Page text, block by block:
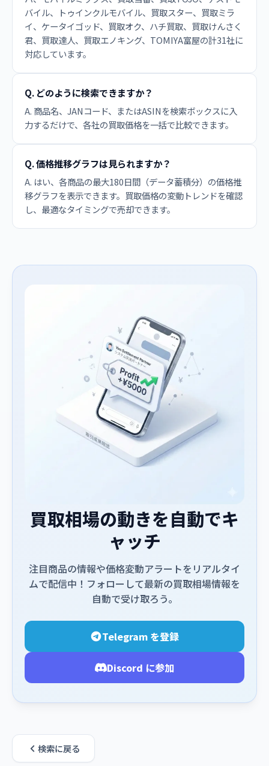
バイル、トゥインクルモバイル、買取スター、買取ミラ
イ、ケータイゴッド、買取オク、ハチ買取、買取けんさく
君、買取達人、買取エノキング、TOMIYA富屋の計31社に
対応しています。
Q. どのように検索できますか？
A. 商品名、JANコード、またはASINを検索ボックスに入
力するだけで、各社の買取価格を一括で比較できます。
Q. 価格推移グラフは見られますか？
A. はい、各商品の最大180日間（データ蓄積分）の価格推
移グラフを表示できます。買取価格の変動トレンドを確認
し、最適なタイミングで売却できます。
買取相場の動きを自動でキ
ャッチ
注目商品の情報や価格変動アラートをリアルタイ
ムで配信中！フォローして最新の買取相場情報を
自動で受け取ろう。
Telegram を登録
Discord に参加
検索に戻る